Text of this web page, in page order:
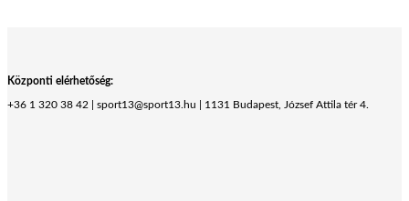
Központi elérhetőség:
+36 1 320 38 42 | sport13@sport13.hu | 1131 Budapest, József Attila tér 4.